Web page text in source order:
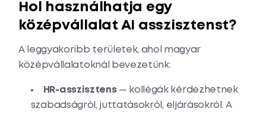
Hol használhatja egy
középvállalat AI asszisztenst?
A leggyakoribb területek, ahol magyar
középvállalatoknál bevezetünk:
HR-asszisztens— kollégák kérdezhetnek
szabadságról, juttatásokról, eljárásokról. A